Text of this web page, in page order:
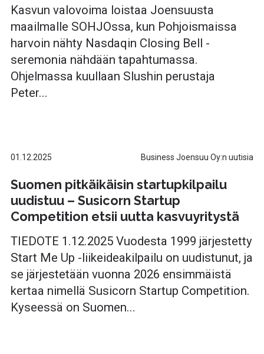
Kasvun valovoima loistaa Joensuusta
maailmalle SOHJOssa, kun Pohjoismaissa
harvoin nähty Nasdaqin Closing Bell -
seremonia nähdään tapahtumassa.
Ohjelmassa kuullaan Slushin perustaja
Peter...
01.12.2025 Business Joensuu Oy:n uutisia
Suomen pitkäikäisin startupkilpailu
uudistuu – Susicorn Startup
Competition etsii uutta kasvuyritystä
TIEDOTE 1.12.2025 Vuodesta 1999 järjestetty
Start Me Up -liikeideakilpailu on uudistunut, ja
se järjestetään vuonna 2026 ensimmäistä
kertaa nimellä Susicorn Startup Competition.
Kyseessä on Suomen...